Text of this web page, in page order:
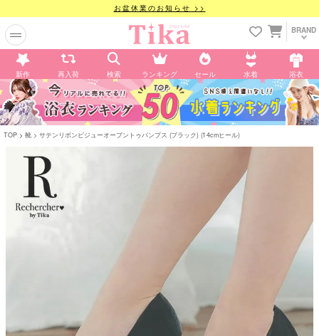
お盆休業のお知らせ >>
BRAND
新作 再入荷 検索 ランキング セール 水着 浴衣
TOP 靴 サテンリボンビジューオープントゥパンプス (ブラック) (14cmヒール)